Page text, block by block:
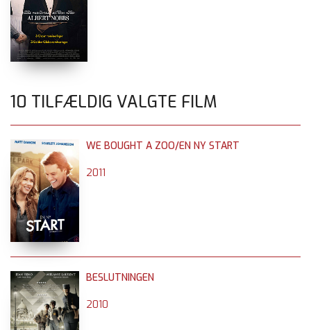
10 TILFÆLDIG VALGTE FILM
WE BOUGHT A ZOO/EN NY START
2011
BESLUTNINGEN
2010